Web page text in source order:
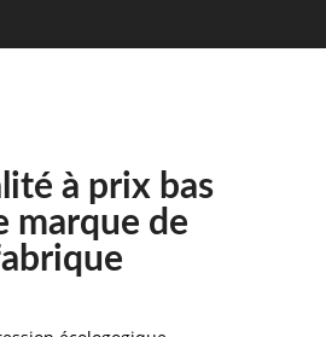
à prix bas
marque de